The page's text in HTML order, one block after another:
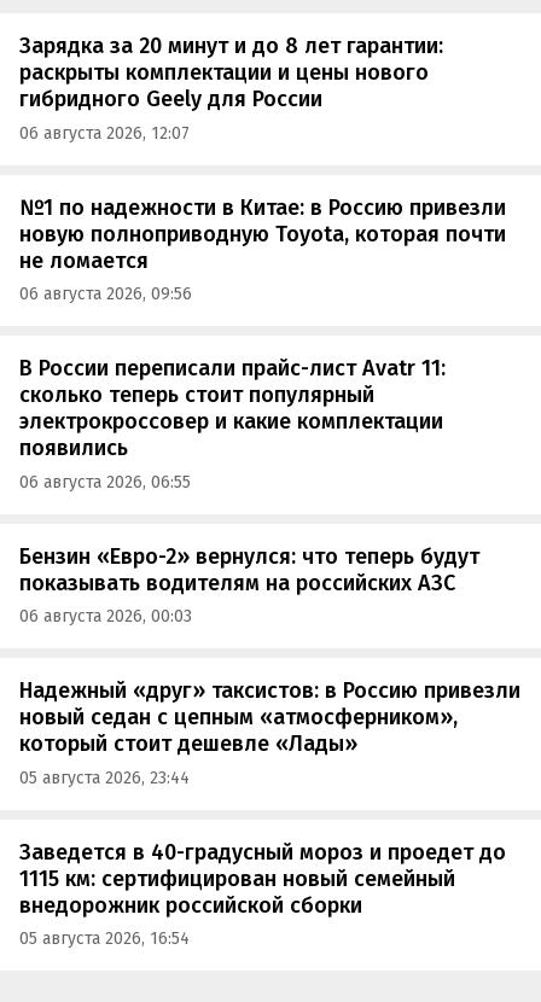
Зарядка за 20 минут и до 8 лет гарантии:
раскрыты комплектации и цены нового
гибридного Geely для России
06 августа 2026, 12:07
№1 по надежности в Китае: в Россию привезли
новую полноприводную Toyota, которая почти
не ломается
06 августа 2026, 09:56
В России переписали прайс-лист Avatr 11:
сколько теперь стоит популярный
электрокроссовер и какие комплектации
появились
06 августа 2026, 06:55
Бензин «Евро-2» вернулся: что теперь будут
показывать водителям на российских АЗС
06 августа 2026, 00:03
Надежный «друг» таксистов: в Россию привезли
новый седан с цепным «атмосферником»,
который стоит дешевле «Лады»
05 августа 2026, 23:44
Заведется в 40-градусный мороз и проедет до
1115 км: сертифицирован новый семейный
внедорожник российской сборки
05 августа 2026, 16:54